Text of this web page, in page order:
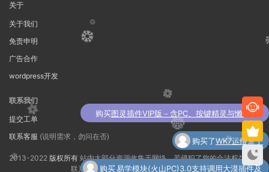
关于
关于我们
免责申明
广告合作
wordpress开发
联系我们
提交工单
联系客服 (说明需求，勿问在否)
2013-2022 版权所有 站内大部分资源收集于网络，若侵犯了您的合法权益，请
联系我们删除！苏 ICP备16034616号-2
购买图灵插件VIP版－含PC、按键精灵与懒人精
灵版本(支持安卓与IOS)
购买了WK7运维盒子
购买易学模块(火山PC)3.0支持调用大漠插件及